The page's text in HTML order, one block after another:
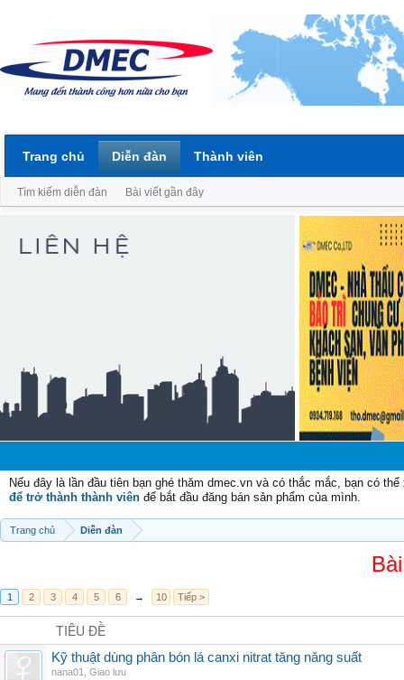
Nếu đây là lần đầu tiên bạn ghé thăm dmec.vn và có thắc mắc, bạn có
để trở thành thành viên để bắt đầu đăng bán sản phẩm của mình.
Trang chủ Diễn đàn
1 2 3 4 5 6 → 10 Tiếp >
TIÊU ĐỀ
Kỹ thuật dùng phân bón lá canxi nitrat tăng năng suất
nana01
Giao lưu
Trang chủ Diễn đàn
Tìm kiếm diễn đàn Bài viết gần đây
Thành viên